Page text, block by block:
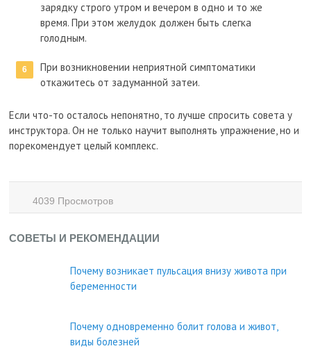
зарядку строго утром и вечером в одно и то же
время. При этом желудок должен быть слегка
голодным.
При возникновении неприятной симптоматики
откажитесь от задуманной затеи.
Если что-то осталось непонятно, то лучше спросить совета у
инструктора. Он не только научит выполнять упражнение, но и
порекомендует целый комплекс.
4039 Просмотров
СОВЕТЫ И РЕКОМЕНДАЦИИ
Почему возникает пульсация внизу живота при
беременности
Почему одновременно болит голова и живот,
виды болезней